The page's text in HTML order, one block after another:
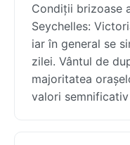
Condiții brizoase
Seychelles:
iar în general se
zilei. Vântul de
majoritatea
valori